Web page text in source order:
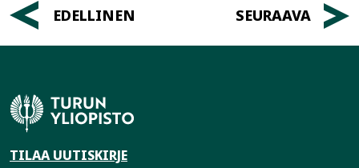
Artikkelien
selaus
EDELLINEN SEURAAVA
TILAA UUTISKIRJE